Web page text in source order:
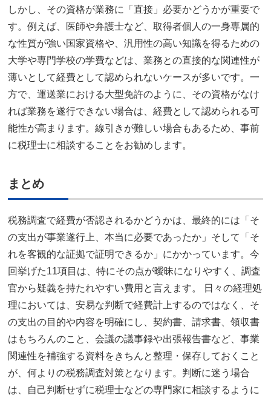
しかし、その資格が業務に「直接」必要かどうかが重要で
す。例えば、医師や弁護士など、取得者個人の一身専属的
な性質が強い国家資格や、汎用性の高い知識を得るための
大学や専門学校の学費などは、業務との直接的な関連性が
薄いとして経費として認められないケースが多いです。一
方で、運送業における大型免許のように、その資格がなけ
れば業務を遂行できない場合は、経費として認められる可
能性が高まります。線引きが難しい場合もあるため、事前
に税理士に相談することをお勧めします。
まとめ
税務調査で経費が否認されるかどうかは、最終的には「そ
の支出が事業遂行上、本当に必要であったか」そして「そ
れを客観的な証拠で証明できるか」にかかっています。今
回挙げた11項目は、特にその点が曖昧になりやすく、調査
官から疑義を持たれやすい費用と言えます。 日々の経理処
理においては、安易な判断で経費計上するのではなく、そ
の支出の目的や内容を明確にし、契約書、請求書、領収書
はもちろんのこと、会議の議事録や出張報告書など、事業
関連性を補強する資料をきちんと整理・保存しておくこと
が、何よりの税務調査対策となります。判断に迷う場合
は、自己判断せずに税理士などの専門家に相談するように